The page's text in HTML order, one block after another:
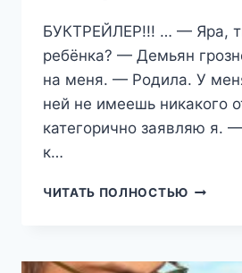
БУКТРЕЙЛЕР!!! … — Яра,
ребёнка? — Демьян
на меня. — Родила. У
ней не имеешь никакого
категорично заявляю я.
к…
ЧИТАТЬ ПОЛНОСТЬЮ